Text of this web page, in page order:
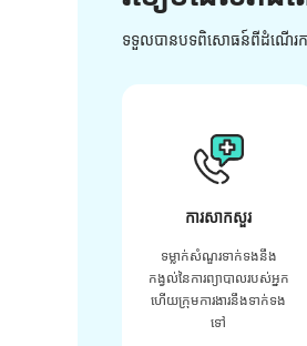
ទទួលបានបទពិសោធន៍ពីដំណើរក
ការសាកសួរ
ទម្លាក់សំណួរទាក់ទងនឹង
កង្វល់នៃការព្យាបាលរបស់អ្នក
ហើយក្រុមការងារនឹងទាក់ទង
ទៅ